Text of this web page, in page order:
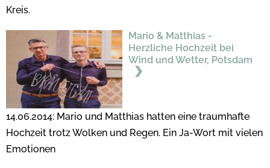
Kreis.
Mario & Matthias -
Herzliche Hochzeit bei
Wind und Wetter, Potsdam
14.06.2014: Mario und Matthias hatten eine traumhafte
Hochzeit trotz Wolken und Regen. Ein Ja-Wort mit vielen
Emotionen